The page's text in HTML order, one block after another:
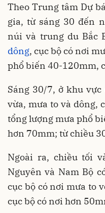
Theo Trung tâm Dự
gia, từ sáng 30 đến
núi và trung du Bắc
dông, cục bộ có nơi
phổ biến 40-120mm,
Sáng 30/7, ở khu vực
vừa, mưa to và dông,
tổng lượng mưa phổ
hơn 70mm; từ chiều
Ngoài ra, chiều tối
Nguyên và Nam Bộ
cục bộ có nơi mưa to
cục bộ có nơi hơn